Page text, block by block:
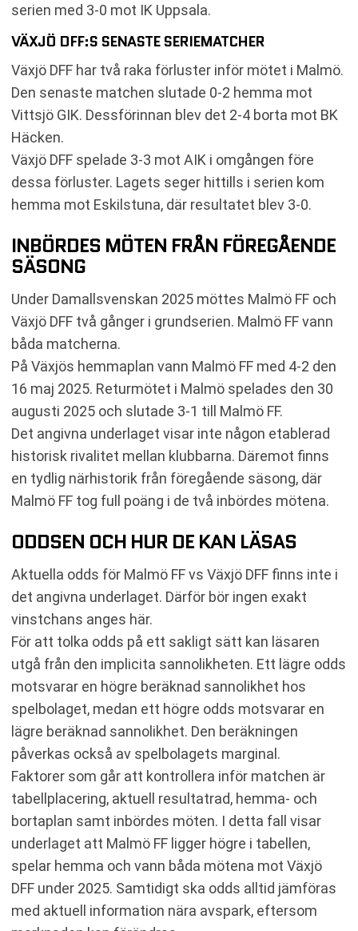
serien med 3-0 mot IK Uppsala.
VÄXJÖ DFF:S SENASTE SERIEMATCHER
Växjö DFF har två raka förluster inför mötet i Malmö.
Den senaste matchen slutade 0-2 hemma mot
Vittsjö GIK. Dessförinnan blev det 2-4 borta mot BK
Häcken.
Växjö DFF spelade 3-3 mot AIK i omgången före
dessa förluster. Lagets seger hittills i serien kom
hemma mot Eskilstuna, där resultatet blev 3-0.
INBÖRDES MÖTEN FRÅN FÖREGÅENDE
SÄSONG
Under Damallsvenskan 2025 möttes Malmö FF och
Växjö DFF två gånger i grundserien. Malmö FF vann
båda matcherna.
På Växjös hemmaplan vann Malmö FF med 4-2 den
16 maj 2025. Returmötet i Malmö spelades den 30
augusti 2025 och slutade 3-1 till Malmö FF.
Det angivna underlaget visar inte någon etablerad
historisk rivalitet mellan klubbarna. Däremot finns
en tydlig närhistorik från föregående säsong, där
Malmö FF tog full poäng i de två inbördes mötena.
ODDSEN OCH HUR DE KAN LÄSAS
Aktuella odds för Malmö FF vs Växjö DFF finns inte i
det angivna underlaget. Därför bör ingen exakt
vinstchans anges här.
För att tolka odds på ett sakligt sätt kan läsaren
utgå från den implicita sannolikheten. Ett lägre odds
motsvarar en högre beräknad sannolikhet hos
spelbolaget, medan ett högre odds motsvarar en
lägre beräknad sannolikhet. Den beräkningen
påverkas också av spelbolagets marginal.
Faktorer som går att kontrollera inför matchen är
tabellplacering, aktuell resultatrad, hemma- och
bortaplan samt inbördes möten. I detta fall visar
underlaget att Malmö FF ligger högre i tabellen,
spelar hemma och vann båda mötena mot Växjö
DFF under 2025. Samtidigt ska odds alltid jämföras
med aktuell information nära avspark, eftersom